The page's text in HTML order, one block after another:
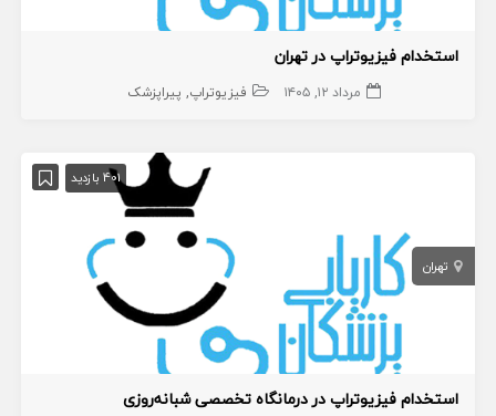
استخدام فیزیوتراپ در تهران
مرداد ۱۲, ۱۴۰۵ فیزیوتراپ پیراپزشک
401 بازدید
تهران
استخدام فیزیوتراپ در درمانگاه تخصصی شبانه‌روزی